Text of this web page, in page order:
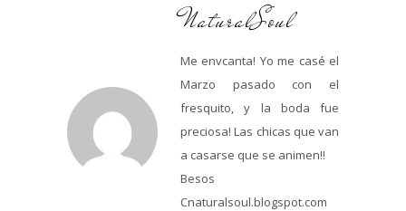
NaturalSoul
Me envcanta! Yo me casé el
Marzo pasado con el
fresquito, y la boda fue
preciosa! Las chicas que van
a casarse que se animen!!
Besos
Cnaturalsoul.blogspot.com